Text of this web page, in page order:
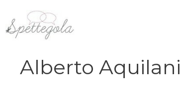
contenuto
Alberto Aquilani